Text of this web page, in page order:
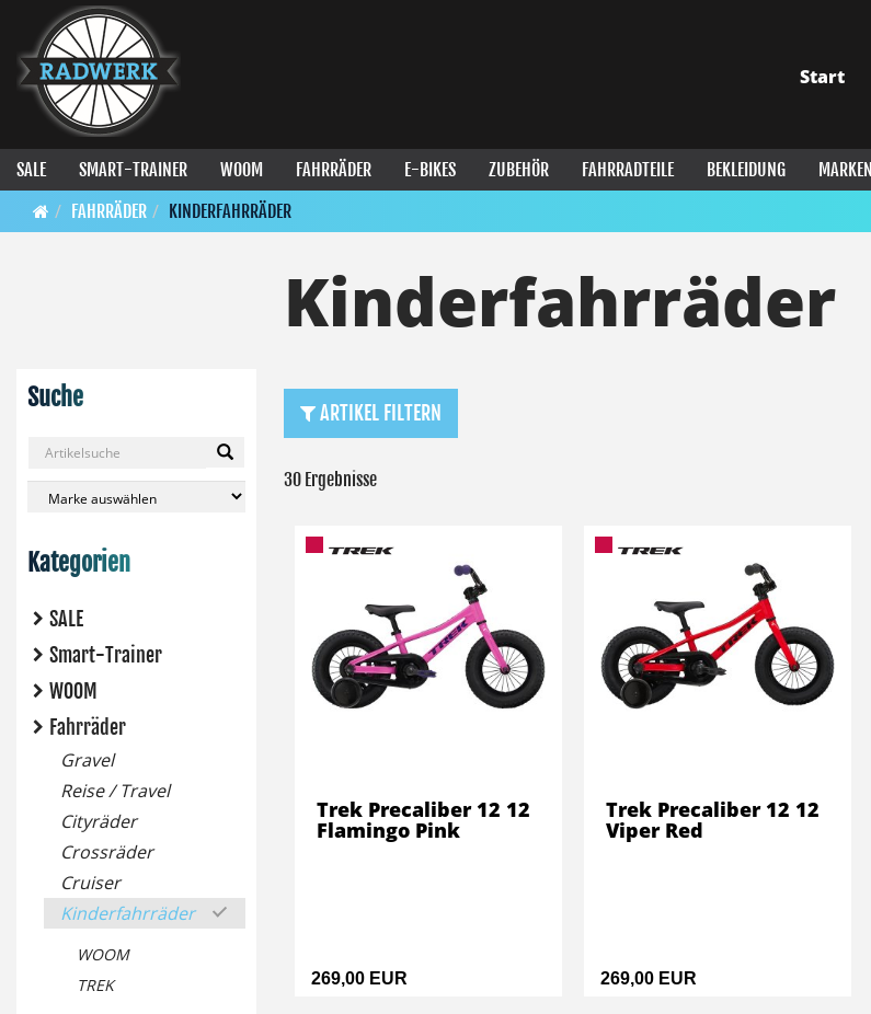
Start
SALE SMART-TRAINER WOOM FAHRRÄDER E-BIKES ZUBEHÖR FAHRRADTEILE BEKLEIDUNG
MARKEN
FAHRRÄDER
KINDERFAHRRÄDER
Suche
Kategorien
SALE
Smart-Trainer
WOOM
Fahrräder
Gravel
Reise / Travel
Cityräder
Crossräder
Cruiser
Kinderfahrräder
WOOM
TREK
Kinderfahrräder
ARTIKEL FILTERN
30 Ergebnisse
269,00 EUR
Trek Precaliber 12 12
Flamingo Pink
269,00 EUR
Trek Precaliber 12 12
Viper Red